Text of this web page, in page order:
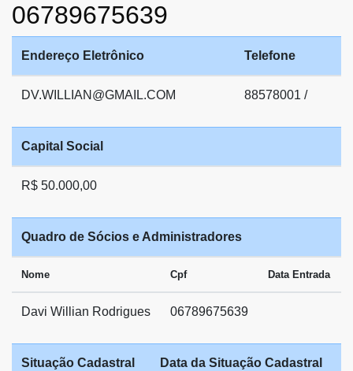
06789675639
Endereço Eletrônico Telefone
DV.WILLIAN@GMAIL.COM 88578001 /
Capital Social
R$ 50.000,00
Quadro de Sócios e Administradores
Nome Cpf Data Entrada
Davi Willian Rodrigues 06789675639
Situação Cadastral Data da Situação Cadastral